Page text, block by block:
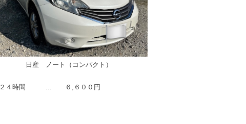
日産 ノート（コンパクト）
２４時間 ... ６,６００円